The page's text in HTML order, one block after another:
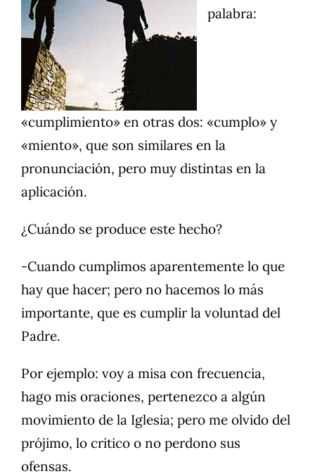
palabra:
«cumplimiento» en otras dos: «cumplo» y
«miento», que son similares en la
pronunciación, pero muy distintas en la
aplicación.
¿Cuándo se produce este hecho?
-Cuando cumplimos aparentemente lo que
hay que hacer; pero no hacemos lo más
importante, que es cumplir la voluntad del
Padre.
Por ejemplo: voy a misa con frecuencia,
hago mis oraciones, pertenezco a algún
movimiento de la Iglesia; pero me olvido del
prójimo, lo critico o no perdono sus
ofensas.